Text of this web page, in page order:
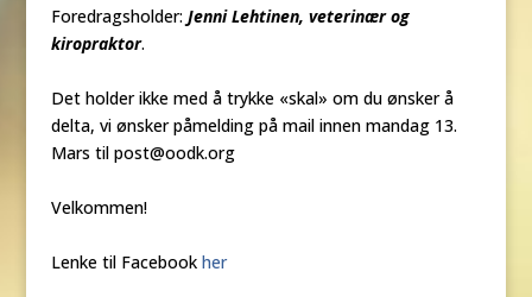
Foredragsholder: Jenni Lehtinen, veterinær og
kiropraktor.
Det holder ikke med å trykke «skal» om du ønsker å
delta, vi ønsker påmelding på mail innen mandag 13.
Mars til post@oodk.org
Velkommen!
Lenke til Facebook her